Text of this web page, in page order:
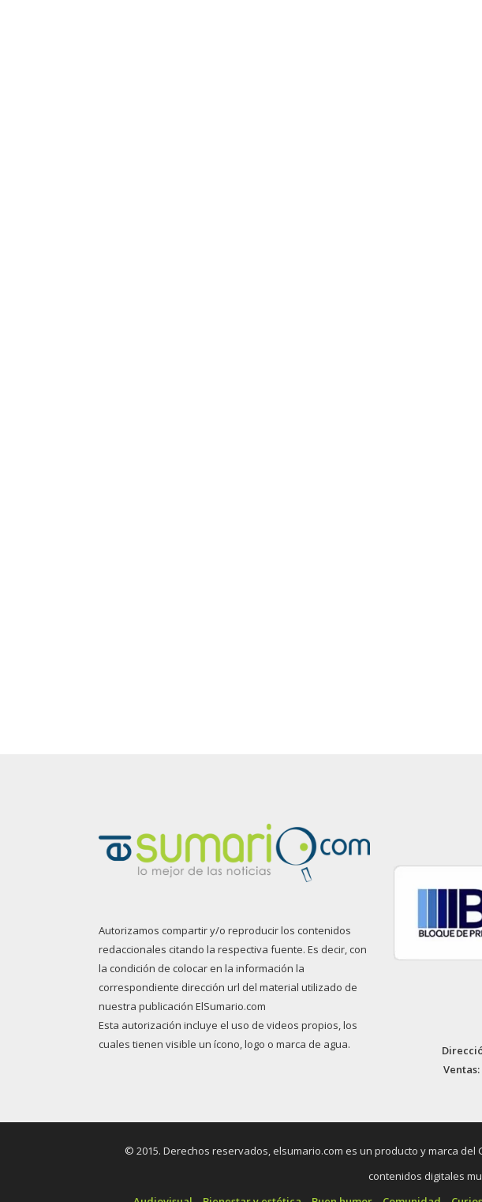
Autorizamos compartir y/o reproducir los contenidos
redaccionales citando la respectiva fuente. Es decir, con
la condición de colocar en la información la
correspondiente dirección url del material utilizado de
nuestra publicación ElSumario.com
Esta autorización incluye el uso de videos propios, los
cuales tienen visible un ícono, logo o marca de agua.
Ventas:
© 2015. Derechos reservados, elsumario.com es un producto y marca del
contenidos digitales